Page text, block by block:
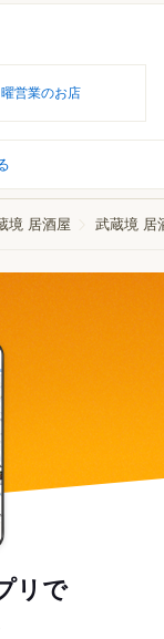
営業のお店
境 居酒屋 武蔵境 居
リで